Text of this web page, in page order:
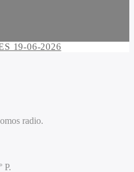
19-06-2026
radio.
P.